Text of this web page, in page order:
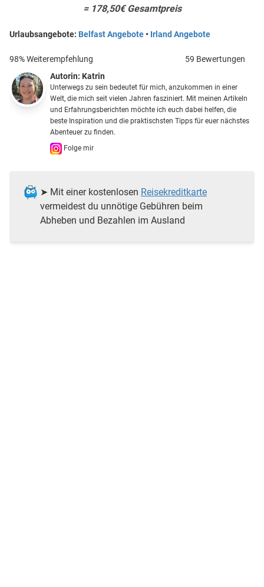
= 178,50€ Gesamtpreis
Urlaubsangebote: Belfast Angebote • Irland Angebote
98% Weiterempfehlung
59 Bewertungen
Autorin: Katrin
Unterwegs zu sein bedeutet für mich, anzukommen in einer
Welt, die mich seit vielen Jahren fasziniert. Mit meinen Artikeln
und Erfahrungsberichten möchte ich euch dabei helfen, die
beste Inspiration und die praktischsten Tipps für euer nächstes
Abenteuer zu finden.
Folge mir
➤ Mit einer kostenlosen Reisekreditkarte
vermeidest du unnötige Gebühren beim
Abheben und Bezahlen im Ausland